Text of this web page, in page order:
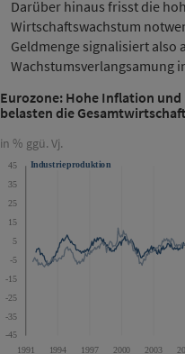
Darüber hinaus frisst die
Wirtschaftswachstum
Geldmenge signalisiert also
Wachstumsverlangsamung
Eurozone: Hohe Inflation
belasten die Gesamtwirtschaft
in % ggü. Vj.